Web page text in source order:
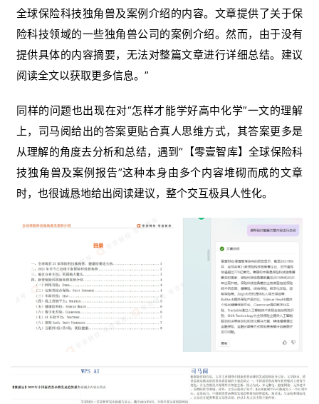
全球保险科技独角兽及案例介绍的内容。文章提供了关于保
险科技领域的一些独角兽公司的案例介绍。然而，由于没有
提供具体的内容摘要，无法对整篇文章进行详细总结。建议
阅读全文以获取更多信息。”
同样的问题也出现在对“怎样才能学好高中化学”一文的理解
上，司马阅给出的答案更贴合真人思维方式，其答案更多是
从理解的角度去分析和总结，遇到“【零壹智库】全球保险科
技独角兽及案例报告”这种本身由多个内容堆砌而成的文章
时，也很诚恳地给出阅读建议，整个交互极具人性化。